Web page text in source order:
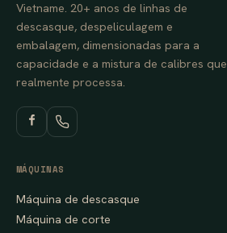
Vietname. 20+ anos de linhas de
descasque, despeliculagem e
embalagem, dimensionadas para a
capacidade e a mistura de calibres que
realmente processa.
MÁQUINAS
Máquina de descasque
Máquina de corte